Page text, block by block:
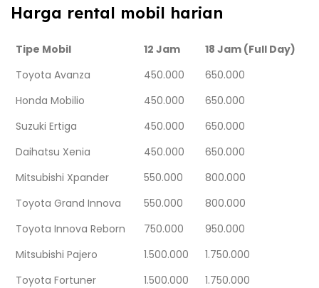
Harga rental mobil harian
Tipe Mobil 12 Jam
18 Jam (Full Day)
Toyota Avanza
450.000
650.000
Honda Mobilio
450.000
650.000
Suzuki Ertiga
450.000
650.000
Daihatsu Xenia
450.000
650.000
Mitsubishi Xpander
550.000
800.000
Toyota Grand Innova
550.000
800.000
Toyota Innova Reborn
750.000
950.000
Mitsubishi Pajero
1.500.000
1.750.000
Toyota Fortuner
1.500.000 1.750.000